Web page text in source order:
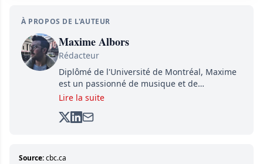
À PROPOS DE L'AUTEUR
Maxime Albors
Rédacteur
Diplômé de l'Université de Montréal, Maxime
est un passionné de musique et de
basketball. Il suit de très près l'actualité pour
et divertissant.
Lire la suite
Source:cbc.ca